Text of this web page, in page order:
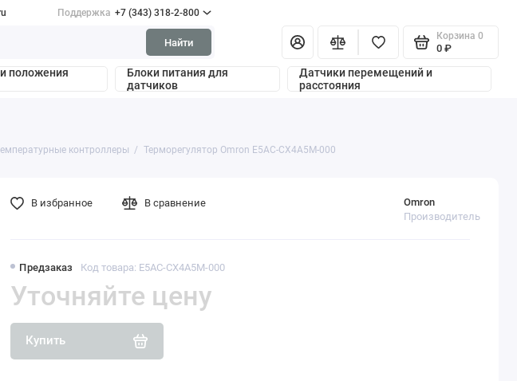
Поддержка +7 (343) 318-2-800
Найти
Корзина 0
0 ₽
положения
Блоки питания для
датчиков
Датчики перемещений и
расстояния
контроллеры Терморегулятор Omron E5AC-CX4A5M-000
Предзаказ Код товара: E5AC-CX4A5M-000
Omron
Производитель
Уточняйте цену
Купить
В избранное В сравнение